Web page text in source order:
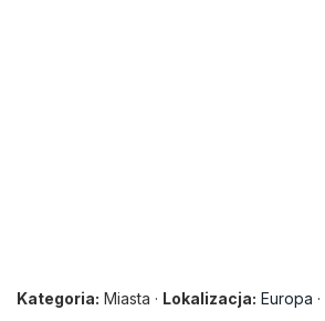
Kategoria: Miasta · Lokalizacja: Europa ·